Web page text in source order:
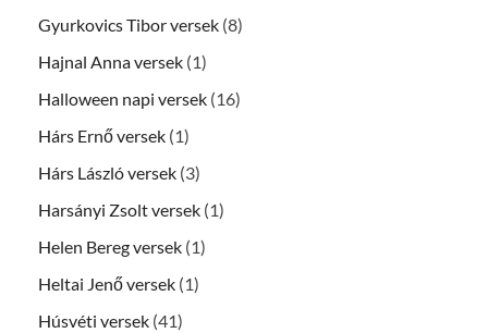
Gyurkovics Tibor versek (8)
Hajnal Anna versek (1)
Halloween napi versek (16)
Hárs Ernő versek (1)
Hárs László versek (3)
Harsányi Zsolt versek (1)
Helen Bereg versek (1)
Heltai Jenő versek (1)
Húsvéti versek (41)